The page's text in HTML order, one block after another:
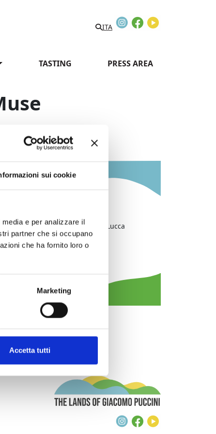
sui cookie
e per analizzare il
partner che si occupano
che ha fornito loro o
Marketing
Accetta tutti
ITA
InstagramFacebook
TASTING PRESS AREA
District:
Piana di Lucca
District/Location:
Instagram
Facebook